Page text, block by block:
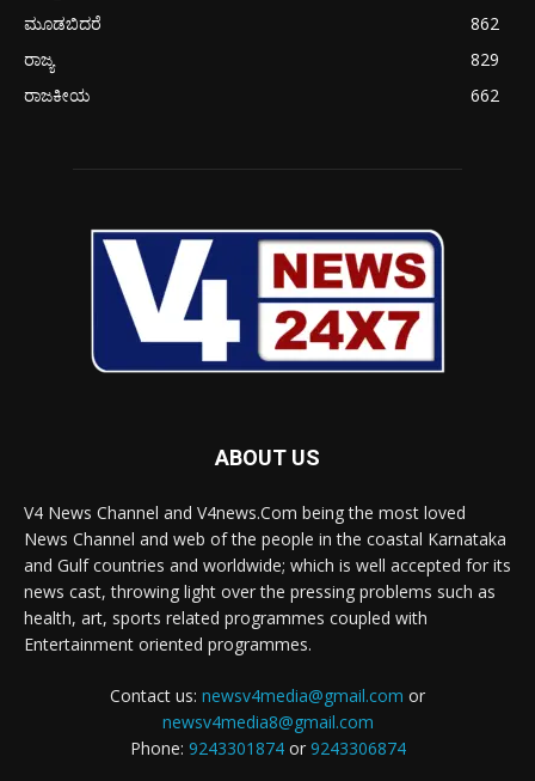
ಮೂಡಬಿದರೆ
862
ರಾಜ್ಯ
829
ರಾಜಕೀಯ
662
ABOUT US
V4 News Channel and V4news.Com being the most loved
News Channel and web of the people in the coastal Karnataka
and Gulf countries and worldwide; which is well accepted for its
news cast, throwing light over the pressing problems such as
health, art, sports related programmes coupled with
Entertainment oriented programmes.
Contact us: newsv4media@gmail.com or
newsv4media8@gmail.com
Phone: 9243301874or 9243306874